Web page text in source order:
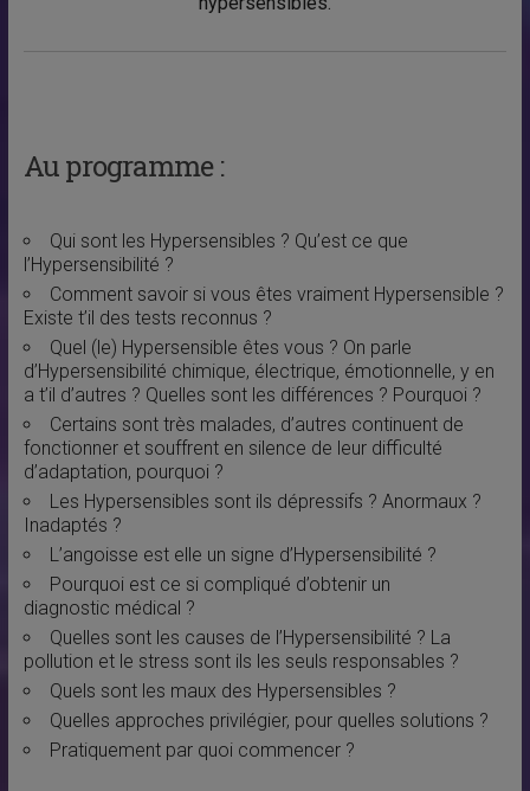
Au programme :
Qui sont les Hypersensibles ? Qu’est ce que
l’Hypersensibilité ?
Comment savoir si vous êtes vraiment Hypersensible ?
Existe t’il des tests reconnus ?
Quel (le) Hypersensible êtes vous ? On parle
d’Hypersensibilité chimique, électrique, émotionnelle, y en
a t’il d’autres ? Quelles sont les différences ? Pourquoi ?
Certains sont très malades, d’autres continuent de
fonctionner et souffrent en silence de leur difficulté
d’adaptation, pourquoi ?
Les Hypersensibles sont ils dépressifs ? Anormaux ?
Inadaptés ?
L’angoisse est elle un signe d’Hypersensibilité ?
Pourquoi est ce si compliqué d’obtenir un
diagnostic médical ?
Quelles sont les causes de l’Hypersensibilité ? La
pollution et le stress sont ils les seuls responsables ?
Quels sont les maux des Hypersensibles ?
Quelles approches privilégier, pour quelles solutions ?
Pratiquement par quoi commencer ?